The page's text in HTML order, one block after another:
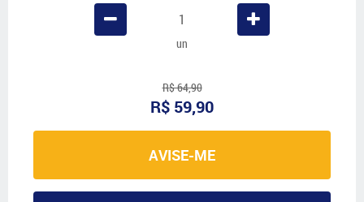
un
R$ 64,90
R$ 59,90
AVISE-ME